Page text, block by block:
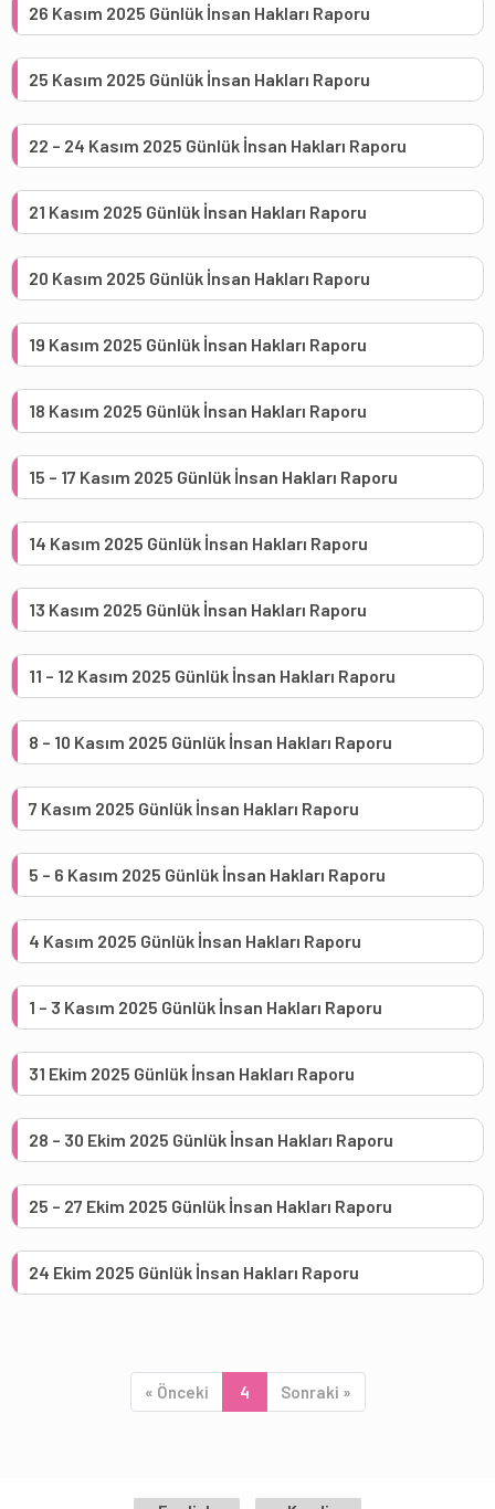
26 Kasım 2025 Günlük İnsan Hakları Raporu
25 Kasım 2025 Günlük İnsan Hakları Raporu
22 – 24 Kasım 2025 Günlük İnsan Hakları Raporu
21 Kasım 2025 Günlük İnsan Hakları Raporu
20 Kasım 2025 Günlük İnsan Hakları Raporu
19 Kasım 2025 Günlük İnsan Hakları Raporu
18 Kasım 2025 Günlük İnsan Hakları Raporu
15 – 17 Kasım 2025 Günlük İnsan Hakları Raporu
14 Kasım 2025 Günlük İnsan Hakları Raporu
13 Kasım 2025 Günlük İnsan Hakları Raporu
11 – 12 Kasım 2025 Günlük İnsan Hakları Raporu
8 – 10 Kasım 2025 Günlük İnsan Hakları Raporu
7 Kasım 2025 Günlük İnsan Hakları Raporu
5 – 6 Kasım 2025 Günlük İnsan Hakları Raporu
4 Kasım 2025 Günlük İnsan Hakları Raporu
1 – 3 Kasım 2025 Günlük İnsan Hakları Raporu
31 Ekim 2025 Günlük İnsan Hakları Raporu
28 – 30 Ekim 2025 Günlük İnsan Hakları Raporu
25 – 27 Ekim 2025 Günlük İnsan Hakları Raporu
24 Ekim 2025 Günlük İnsan Hakları Raporu
« Önceki 4 Sonraki »